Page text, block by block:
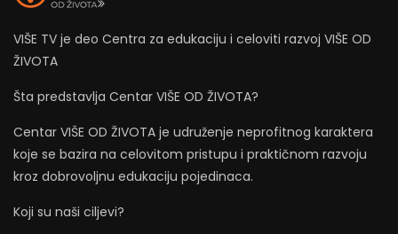
VIŠE TV je deo Centra za edukaciju i celoviti razvoj VIŠE OD
ŽIVOTA
Šta predstavlja Centar VIŠE OD ŽIVOTA?
Centar VIŠE OD ŽIVOTA je udruženje neprofitnog karaktera
koje se bazira na celovitom pristupu i praktičnom razvoju
kroz dobrovoljnu edukaciju pojedinaca.
Koji su naši ciljevi?